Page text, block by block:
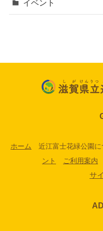
イベント
ホーム 近江富士花緑公園に
ント
ご利用案内
サ